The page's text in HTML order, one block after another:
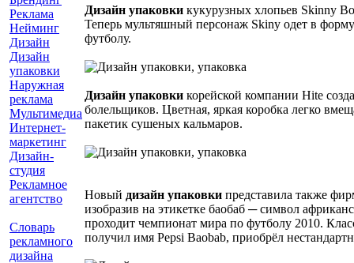
Реклама
Нейминг
Дизайн
Дизайн
упаковки
Наружная
реклама
Мультимедиа
Интернет-
маркетинг
Дизайн-
студия
Рекламное
агентство
Словарь
рекламного
дизайна
Дизайн упаковки кукурузных хлопьев Skinny
Теперь мультяшный персонаж Skiny одет в
футболу.
Дизайн упаковки корейской компании Hite
болельщиков. Цветная, яркая коробка легко
пакетик сушеных кальмаров.
Новый дизайн упаковки представила также
изобразив на этикетке баобаб ─ символ
проходит чемпионат мира по футболу 2010.
получил имя Pepsi Baobab, приобрёл